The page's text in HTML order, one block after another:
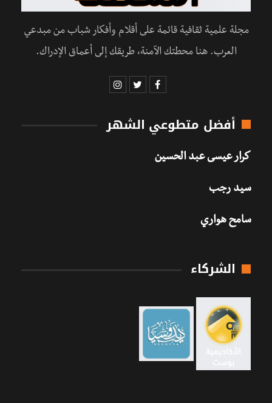
مجلة علمية ثقافية قائمة على أقلام وأفكار شباب من مبدعي
العرب. هنا محطتك الآمنة، طريقك إلى أعماق الإدراك.
أفضل متطوعي الشهر
كرار عيسى عبد الحسين
سيد رجب
سامح هواري
الشركاء